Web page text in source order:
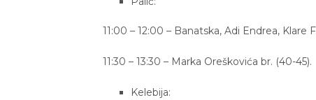
11:00 – 12:00 – Banatska, Adi Endrea, Klare
11:30 – 13:30 – Marka Oreškovića br. (40-45).
Kelebija: